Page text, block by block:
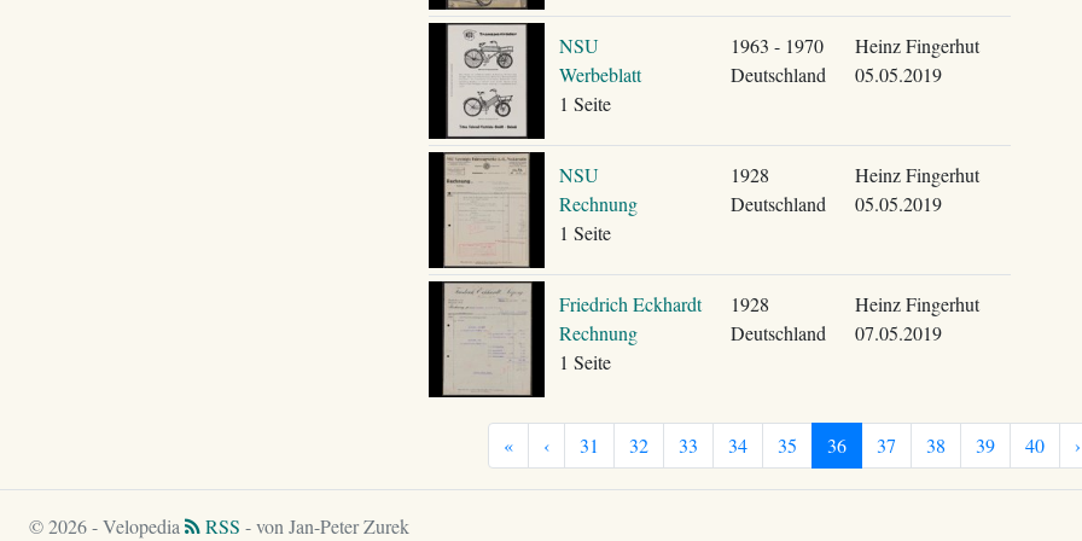
NSU
Werbeblatt
1 Seite
1963 - 1970
Deutschland
Heinz Fingerhut
05.05.2019
NSU
Rechnung
1 Seite
1928
Deutschland
Heinz Fingerhut
05.05.2019
Friedrich Eckhardt
Rechnung
1 Seite
1928
Deutschland
Heinz Fingerhut
07.05.2019
« ‹ 31 32 33 34 35 36 37 38 39 40 ›
© 2026 - Velopedia RSS - von Jan-Peter Zurek